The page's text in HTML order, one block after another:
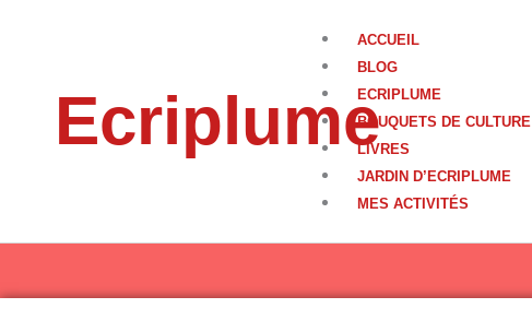
Ecriplume
ACCUEIL
BLOG
ECRIPLUME
BOUQUETS DE CULTURE
LIVRES
JARDIN D’ECRIPLUME
MES ACTIVITÉS